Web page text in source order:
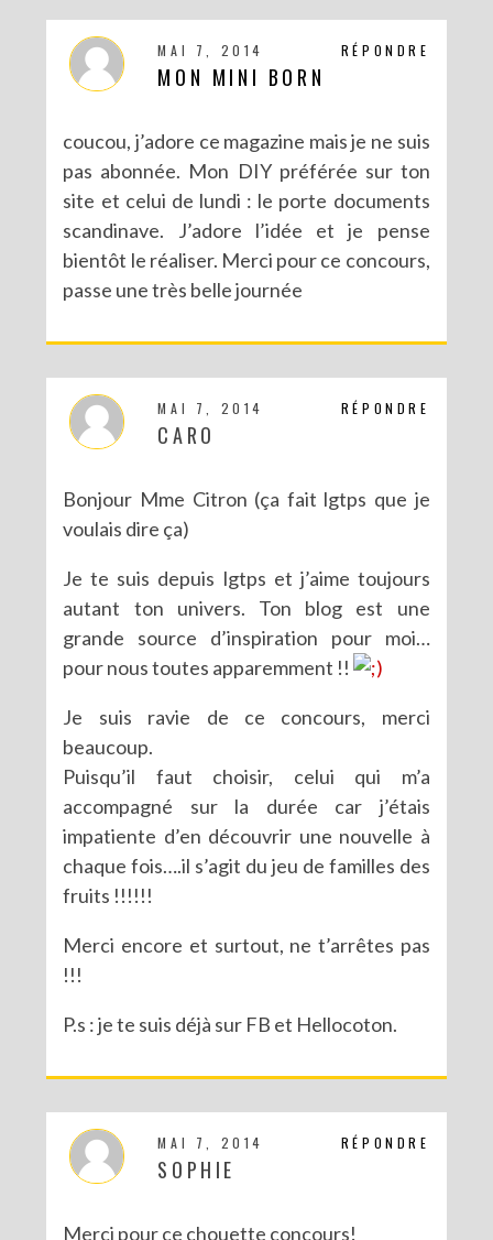
RÉPONDRE
MAI 7, 2014
MON MINI BORN
coucou, j’adore ce magazine mais je ne suis
pas abonnée. Mon DIY préférée sur ton
site et celui de lundi : le porte documents
scandinave. J’adore l’idée et je pense
bientôt le réaliser. Merci pour ce concours,
passe une très belle journée
RÉPONDRE
MAI 7, 2014
CARO
Bonjour Mme Citron (ça fait lgtps que je
voulais dire ça)
Je te suis depuis lgtps et j’aime toujours
autant ton univers. Ton blog est une
grande source d’inspiration pour moi…
pour nous toutes apparemment !!
Je suis ravie de ce concours, merci
beaucoup.
Puisqu’il faut choisir, celui qui m’a
accompagné sur la durée car j’étais
impatiente d’en découvrir une nouvelle à
chaque fois….il s’agit du jeu de familles des
fruits !!!!!!
Merci encore et surtout, ne t’arrêtes pas
!!!
P.s : je te suis déjà sur FB et Hellocoton.
RÉPONDRE
MAI 7, 2014
SOPHIE
Merci pour ce chouette concours!